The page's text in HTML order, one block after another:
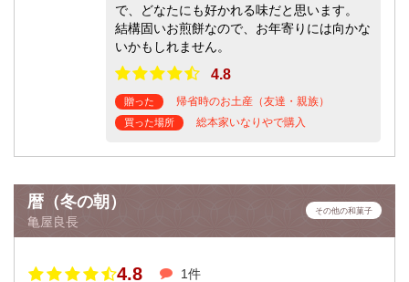
で、どなたにも好かれる味だと思います。
結構固いお煎餅なので、お年寄りには向かな
いかもしれません。
4.8
贈った 帰省時のお土産（友達・親族）
買った場所 総本家いなりやで購入
暦（冬の朝）
亀屋良長
その他の和菓子
4.8 1件